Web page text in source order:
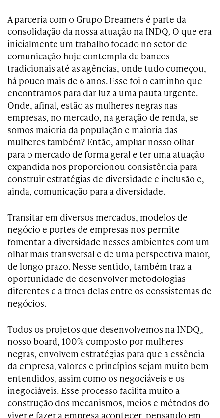
A parceria com o Grupo Dreamers é parte da
consolidação da nossa atuação na INDQ. O que era
inicialmente um trabalho focado no setor de
comunicação hoje contempla de bancos
tradicionais até as agências, onde tudo começou,
há pouco mais de 6 anos. Esse foi o caminho que
encontramos para dar luz a uma pauta urgente.
Onde, afinal, estão as mulheres negras nas
empresas, no mercado, na geração de renda, se
somos maioria da população e maioria das
mulheres também? Então, ampliar nosso olhar
para o mercado de forma geral e ter uma atuação
expandida nos proporcionou consistência para
construir estratégias de diversidade e inclusão e,
ainda, comunicação para a diversidade.
Transitar em diversos mercados, modelos de
negócio e portes de empresas nos permite
fomentar a diversidade nesses ambientes com um
olhar mais transversal e de uma perspectiva maior,
de longo prazo. Nesse sentido, também traz a
oportunidade de desenvolver metodologias
diferentes e a troca delas entre os ecossistemas de
negócios.
Todos os projetos que desenvolvemos na INDQ,
nosso board, 100% composto por mulheres
negras, envolvem estratégias para que a essência
da empresa, valores e princípios sejam muito bem
entendidos, assim como os negociáveis e os
inegociáveis. Esse processo facilita muito a
construção dos mecanismos, meios e métodos do
viver e fazer a empresa acontecer, pensando em